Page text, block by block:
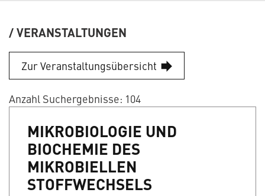
VERANSTALTUNGEN
Zur Veranstaltungsübersicht
Anzahl Suchergebnisse: 104
MIKROBIOLOGIE UND
BIOCHEMIE DES
MIKROBIELLEN
STOFFWECHSELS